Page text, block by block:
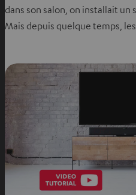
dans son salon, on installait un
Mais depuis quelque temps,